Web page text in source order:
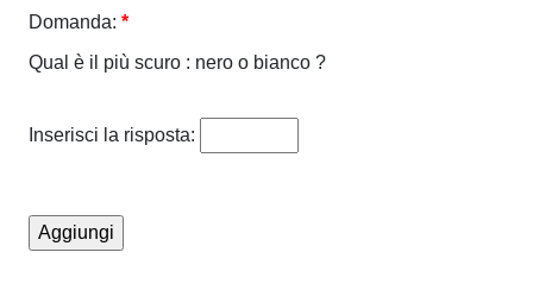
Domanda: *
Qual è il più scuro : nero o bianco ?
Inserisci la risposta: